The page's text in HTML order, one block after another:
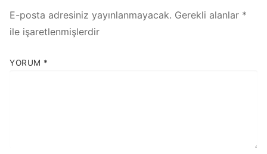
E-posta adresiniz yayınlanmayacak. Gerekli alanlar *
ile işaretlenmişlerdir
YORUM *